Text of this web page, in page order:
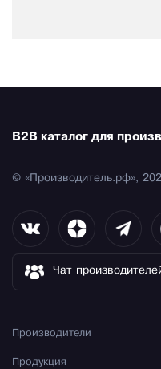
B2B каталог для
© «Производитель.рф»,
Чат
Производители
Продукция